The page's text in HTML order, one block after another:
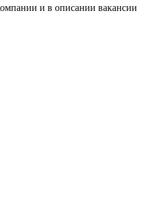
и в описании вакансии